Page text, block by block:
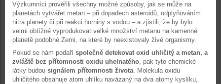
Výzkumníci prověřili všechny možné způsoby, jak se může na
planetách vytvářet metan – při dopadech asteroidů, odplyňováním
nitra planety či při reakci horniny s vodou – a zjistili, že by bylo
velmi obtížné vyprodukovat velké množství metanu na kamenné
planetě podobné Zemi, na které by neexistovaly živé organismy.
Pokud se nám podaří společně detekovat oxid uhličitý a metan, a
zvláště bez přítomnosti oxidu uhelnatého, pak tyto chemické
látky budou signálem přítomnosti života. Molekula oxidu
uhličitého obsahuje atom uhlíku navázaný na dva atomy kyslíku,